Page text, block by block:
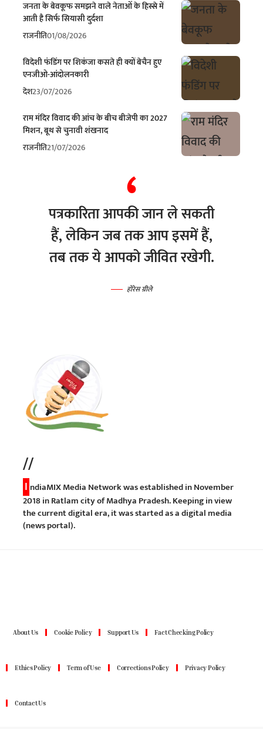
जनता के बेवकूफ समझने वाले नेताओं के हिस्से में
आती है सिर्फ सियासी दुर्दशा
राजनीति01/08/2026
विदेशी फंडिंग पर शिकंजा कसते ही क्यों बेचैन हुए
एनजीओ-आंदोलनकारी
देश23/07/2026
राम मंदिर विवाद की आंच के बीच बीजेपी का 2027
मिशन, बूथ से चुनावी शंखनाद
राजनीति21/07/2026
पत्रकारिता आपकी जान ले सकती
हैं, लेकिन जब तक आप इसमें हैं,
तब तक ये आपको जीवित रखेगी.
होरेस ग्रीले
//
I ndiaMIX Media Network was established in November
2018 in Ratlam city of Madhya Pradesh. Keeping in view
the current digital era, it was started as a digital media
(news portal).
About Us Cookie Policy Support Us Fact Checking Policy
Ethics Policy Term of Use Corrections Policy Privacy Policy
Contact Us